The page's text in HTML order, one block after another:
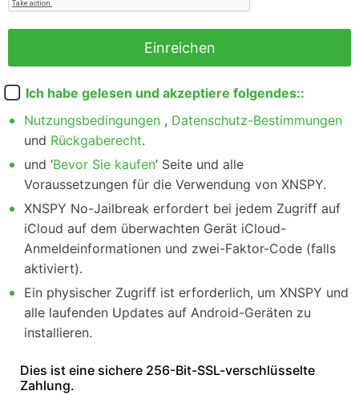
Ich habe gelesen und akzeptiere folgendes::
Nutzungsbedingungen , Datenschutz-Bestimmungen
und Rückgaberecht.
und ‘Bevor Sie kaufen’ Seite und alle
Voraussetzungen für die Verwendung von XNSPY.
XNSPY No-Jailbreak erfordert bei jedem Zugriff auf
iCloud auf dem überwachten Gerät iCloud-
Anmeldeinformationen und zwei-Faktor-Code (falls
aktiviert).
Ein physischer Zugriff ist erforderlich, um XNSPY und
alle laufenden Updates auf Android-Geräten zu
installieren.
Dies ist eine sichere 256-Bit-SSL-verschlüsselte
Zahlung.